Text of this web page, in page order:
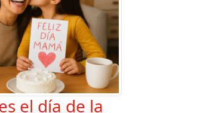
el día de la